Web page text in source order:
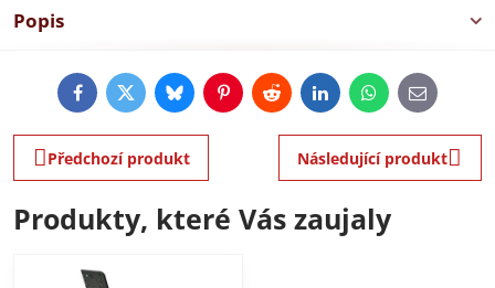
Popis
FacebookTwitterBlueskyPinterestRedditLinkedInWhatsApp
E-
mail
Předchozí produkt Následující produkt
Produkty, které Vás zaujaly